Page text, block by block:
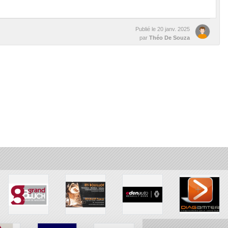
Publié le 20 janv. 2025
par Théo De Souza